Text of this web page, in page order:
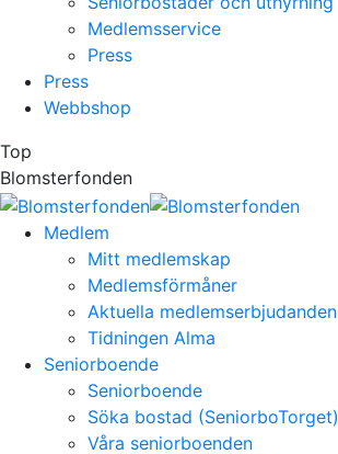
Medlemsservice
Press
Press
Webbshop
Top
Blomsterfonden
Medlem
Mitt medlemskap
Medlemsförmåner
Aktuella medlemserbjudanden
Tidningen Alma
Seniorboende
Seniorboende
Söka bostad (SeniorboTorget)
Våra seniorboenden